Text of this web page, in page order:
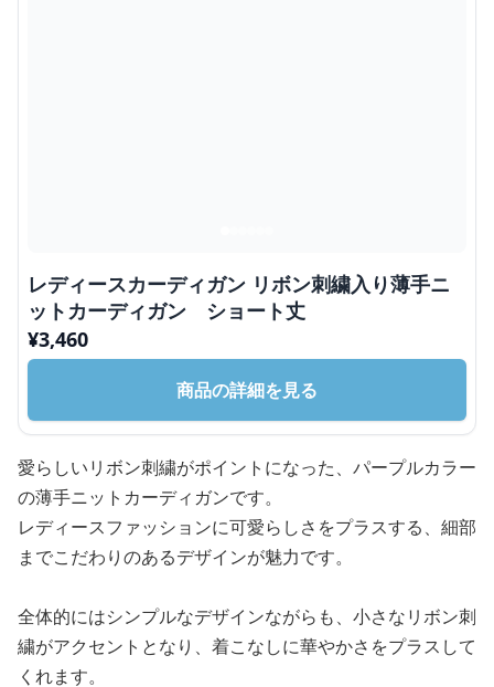
レディースカーディガン リボン刺繍入り薄手ニ
ットカーディガン ショート丈
¥3,460
商品の詳細を見る
愛らしいリボン刺繍がポイントになった、パープルカラー
の薄手ニットカーディガンです。
レディースファッションに可愛らしさをプラスする、細部
までこだわりのあるデザインが魅力です。
全体的にはシンプルなデザインながらも、小さなリボン刺
繍がアクセントとなり、着こなしに華やかさをプラスして
くれます。